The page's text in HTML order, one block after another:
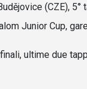
(CZE), 5°
Junior Cup,
ultime due